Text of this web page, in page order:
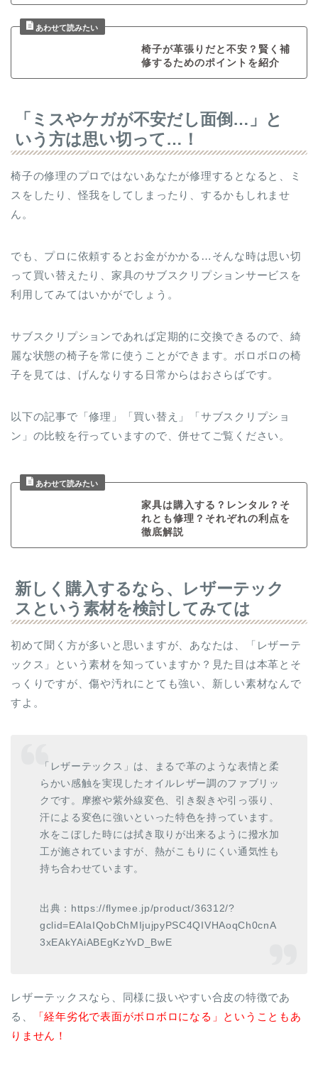
椅子が革張りだと不安？賢く補
修するためのポイントを紹介
「ミスやケガが不安だし面倒…」と
いう方は思い切って…！
椅子の修理のプロではないあなたが修理するとなると、ミ
スをしたり、怪我をしてしまったり、するかもしれませ
ん。
でも、プロに依頼するとお金がかかる…そんな時は思い切
って買い替えたり、家具のサブスクリプションサービスを
利用してみてはいかがでしょう。
サブスクリプションであれば定期的に交換できるので、綺
麗な状態の椅子を常に使うことができます。ボロボロの椅
子を見ては、げんなりする日常からはおさらばです。
以下の記事で「修理」「買い替え」「サブスクリプショ
ン」の比較を行っていますので、併せてご覧ください。
家具は購入する？レンタル？そ
れとも修理？それぞれの利点を
徹底解説
新しく購入するなら、レザーテック
スという素材を検討してみては
初めて聞く方が多いと思いますが、あなたは、「レザーテ
ックス」という素材を知っていますか？見た目は本革とそ
っくりですが、傷や汚れにとても強い、新しい素材なんで
すよ。
「レザーテックス」は、まるで革のような表情と柔
らかい感触を実現したオイルレザー調のファブリッ
クです。摩擦や紫外線変色、引き裂きや引っ張り、
汗による変色に強いといった特色を持っています。
水をこぼした時には拭き取りが出来るように撥水加
工が施されていますが、熱がこもりにくい通気性も
持ち合わせています。
出典：https://flymee.jp/product/36312/?
gclid=EAIaIQobChMIjujpyPSC4QIVHAoqCh0cnA
3xEAkYAiABEgKzYvD_BwE
レザーテックスなら、同様に扱いやすい合皮の特徴であ
る、
「経年劣化で表面がボロボロになる」ということもあ
りません！